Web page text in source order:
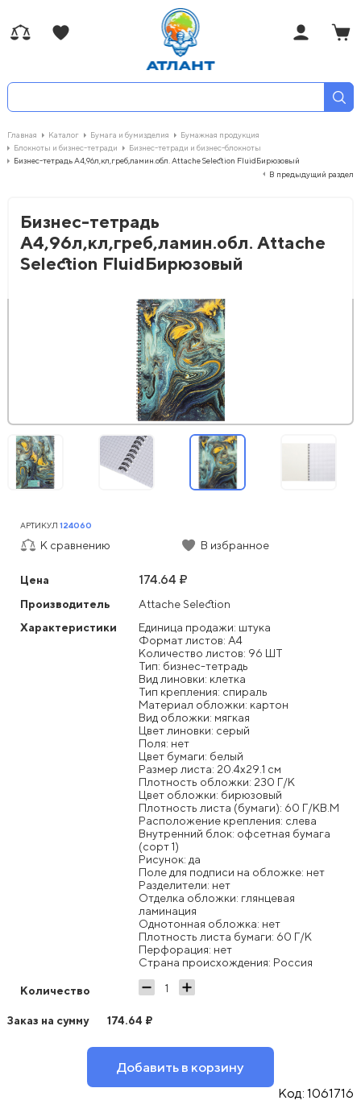
Главная Каталог Бумага и бумизделия
Бумажная продукция
Блокноты и бизнес-тетради
Бизнес-тетради и бизнес-блокноты
Бизнес-тетрадь А4,96л,кл,греб,ламин.обл. Attache Selection FluidБирюзовый
В предыдущий раздел
Бизнес-тетрадь
А4,96л,кл,греб,ламин.обл. Attache
Selection FluidБирюзовый
Цена 174.64 ₽
Производитель
Attache Selection
Характеристики
Единица продажи: штука
Формат листов: А4
Количество листов: 96 ШТ
Тип: бизнес-тетрадь
Вид линовки: клетка
Тип крепления: спираль
Материал обложки: картон
Вид обложки: мягкая
Цвет линовки: серый
Поля: нет
Цвет бумаги: белый
Размер листа: 20.4x29.1 см
Плотность обложки: 230 Г/К
Цвет обложки: бирюзовый
Плотность листа (бумаги): 60 Г/КВ.М
Расположение крепления: слева
Внутренний блок: офсетная бумага
(сорт 1)
Рисунок: да
Поле для подписи на обложке: нет
Разделители: нет
Отделка обложки: глянцевая
ламинация
Однотонная обложка: нет
Плотность листа бумаги: 60 Г/К
Перфорация: нет
Страна происхождения: Россия
Количество
АРТИКУЛ 124060
К сравнению В избранное
Заказ на сумму 174.64 ₽
Добавить в корзину
Код: 1061716